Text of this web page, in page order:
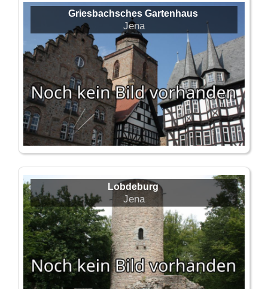
Griesbachsches Gartenhaus
Jena
Lobdeburg
Jena